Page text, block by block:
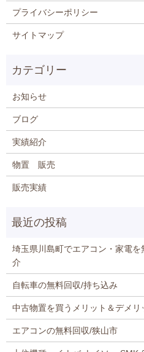
プライバシーポリシー
サイトマップ
お知らせ
ブログ
実績紹介
物置 販売
販売実績
埼玉県川島町でエアコン・家電
介
自転車の無料回収/持ち込み
中古物置を買うメリット＆デメリ
エアコンの無料回収/狭山市